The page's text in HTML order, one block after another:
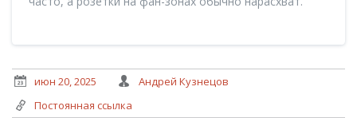
июн 20, 2025
Андрей Кузнецов
Постоянная ссылка